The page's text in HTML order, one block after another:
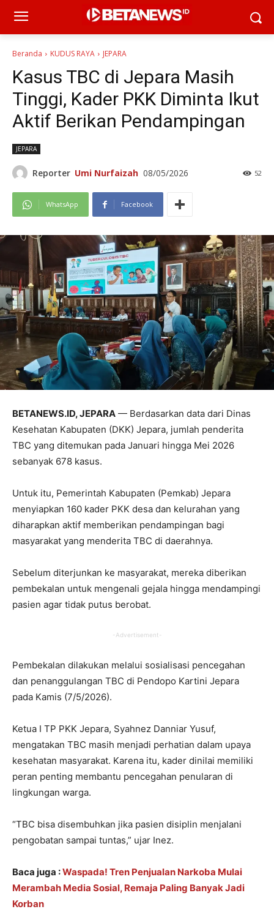
Beranda KUDUS RAYA JEPARA
Kasus TBC di Jepara Masih
Tinggi, Kader PKK Diminta Ikut
Aktif Berikan Pendampingan
JEPARA
Reporter Umi Nurfaizah 08/05/2026 52
WhatsApp Facebook
BETANEWS.ID, JEPARA — Berdasarkan data dari Dinas
Kesehatan Kabupaten (DKK) Jepara, jumlah penderita
TBC yang ditemukan pada Januari hingga Mei 2026
sebanyak 678 kasus.
Untuk itu, Pemerintah Kabupaten (Pemkab) Jepara
menyiapkan 160 kader PKK desa dan kelurahan yang
diharapkan aktif memberikan pendampingan bagi
masyarakat yang menderita TBC di daerahnya.
Sebelum diterjunkan ke masyarakat, mereka diberikan
pembekalan untuk mengenali gejala hingga mendampingi
pasien agar tidak putus berobat.
-Advertisement-
Pembekalan dilakukan melalui sosialisasi pencegahan
dan penanggulangan TBC di Pendopo Kartini Jepara
pada Kamis (7/5/2026).
Ketua I TP PKK Jepara, Syahnez Danniar Yusuf,
mengatakan TBC masih menjadi perhatian dalam upaya
kesehatan masyarakat. Karena itu, kader dinilai memiliki
peran penting membantu pencegahan penularan di
lingkungan warga.
“TBC bisa disembuhkan jika pasien disiplin menjalani
pengobatan sampai tuntas,” ujar Inez.
Baca juga :Waspada! Tren Penjualan Narkoba Mulai
Merambah Media Sosial, Remaja Paling Banyak Jadi
Korban